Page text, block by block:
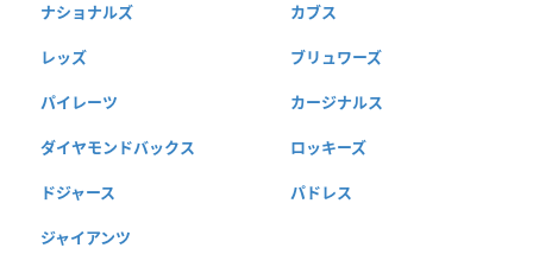
ナショナルズ カブス
レッズ ブリュワーズ
パイレーツ カージナルス
ダイヤモンドバックス ロッキーズ
ドジャース パドレス
ジャイアンツ